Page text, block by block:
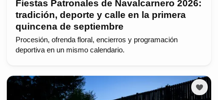
Fiestas Patronales de Navalcarnero 2026:
tradición, deporte y calle en la primera
quincena de septiembre
Procesión, ofrenda floral, encierros y programación
deportiva en un mismo calendario.